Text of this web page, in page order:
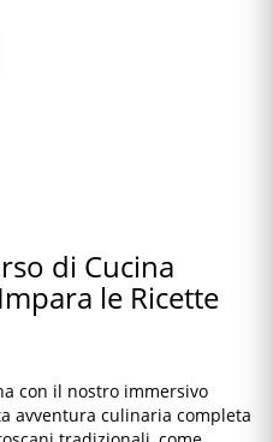
di Cucina
le Ricette
con il nostro immersivo
avventura culinaria completa